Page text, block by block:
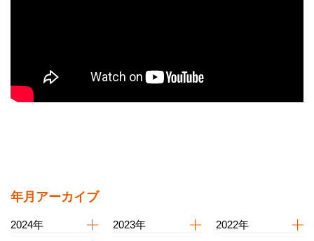
年月アーカイブ
2024年 2023年
2022年